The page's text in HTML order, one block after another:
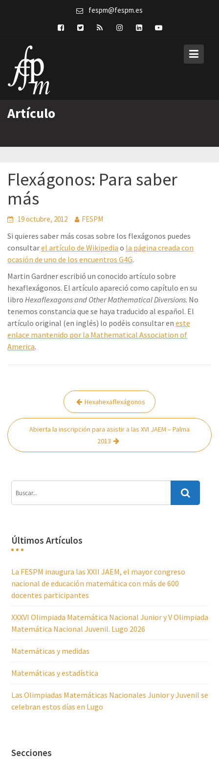
fespm@fespm.es
Artículo
Flexágonos: Para saber
más
19 octubre, 2012 FESPM
Si quieres saber más cosas sobre los flexágonos puedes
consultarel artículo de Wikipedia o la página creada con
ocasión de uno de los encuentros G4G.
Martin Gardner escribió un conocido artículo sobre
hexaflexágonos. El artículo apareció como capítulo en su
libro Hexaflexagons and Other Mathematical Diversions. No
tenemos constancia que se haya traducido al español. El
artículo original (en inglés) lo podéis consultar en este
enlace mantenido por la Mathematical Association of
America.
Navegación
entradas
Hexahexaflexágonos
Abierta la inscripción para asistir a las XVI JAEM – Palma
2013
Últimos Artículos
La FESPM inaugura las XXII JAEM, el mayor congreso
nacional de educación matemática con más de 600
docentes participantes
XXXVI Olimpiada Matemática Nacional Junior y V Olimpiada
Matemática Nacional Juvenil. Lugo 2026
Matemáticas y medidas
Matemáticas y estadística
Las Olimpiadas Matemáticas Nacionales Junior y Juvenil se
celebran estos días en Lugo
Secciones